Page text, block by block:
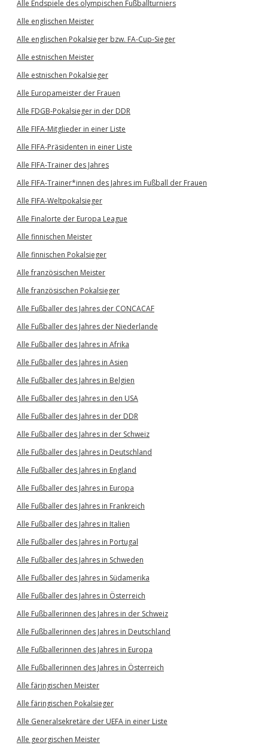
Alle Endspiele des olympischen Fußballturniers
Alle englischen Meister
Alle englischen Pokalsieger bzw. FA-Cup-Sieger
Alle estnischen Meister
Alle estnischen Pokalsieger
Alle Europameister der Frauen
Alle FDGB-Pokalsieger in der DDR
Alle FIFA-Mitglieder in einer Liste
Alle FIFA-Präsidenten in einer Liste
Alle FIFA-Trainer des Jahres
Alle FIFA-Trainer*innen des Jahres im Fußball der Frauen
Alle FIFA-Weltpokalsieger
Alle Finalorte der Europa League
Alle finnischen Meister
Alle finnischen Pokalsieger
Alle französischen Meister
Alle französischen Pokalsieger
Alle Fußballer des Jahres der CONCACAF
Alle Fußballer des Jahres der Niederlande
Alle Fußballer des Jahres in Afrika
Alle Fußballer des Jahres in Asien
Alle Fußballer des Jahres in Belgien
Alle Fußballer des Jahres in den USA
Alle Fußballer des Jahres in der DDR
Alle Fußballer des Jahres in der Schweiz
Alle Fußballer des Jahres in Deutschland
Alle Fußballer des Jahres in England
Alle Fußballer des Jahres in Europa
Alle Fußballer des Jahres in Frankreich
Alle Fußballer des Jahres in Italien
Alle Fußballer des Jahres in Portugal
Alle Fußballer des Jahres in Schweden
Alle Fußballer des Jahres in Südamerika
Alle Fußballer des Jahres in Österreich
Alle Fußballerinnen des Jahres in der Schweiz
Alle Fußballerinnen des Jahres in Deutschland
Alle Fußballerinnen des Jahres in Europa
Alle Fußballerinnen des Jahres in Österreich
Alle färingischen Meister
Alle färingischen Pokalsieger
Alle Generalsekretäre der UEFA in einer Liste
Alle georgischen Meister